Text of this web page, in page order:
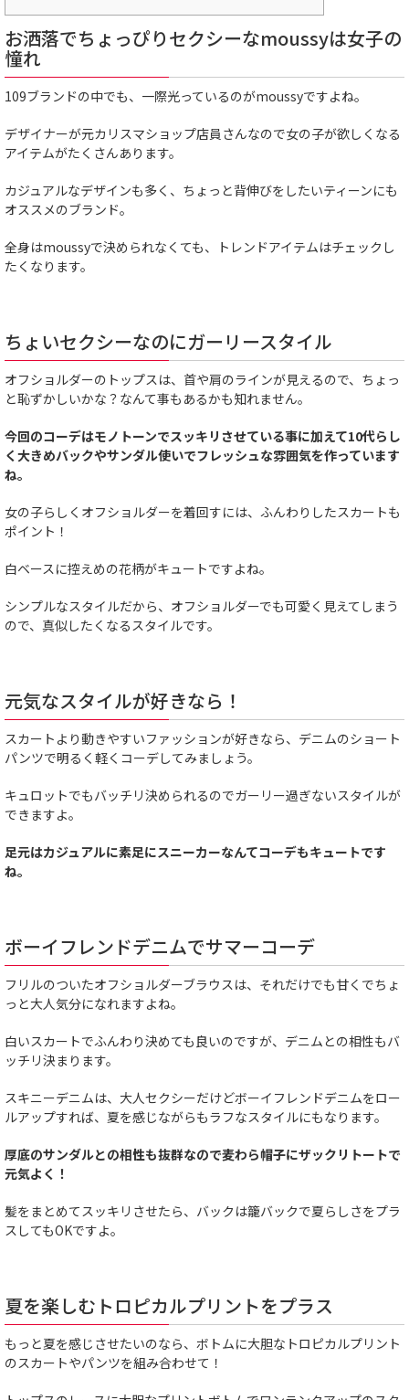
お洒落でちょっぴりセクシーなmoussyは女子の
憧れ
109ブランドの中でも、一際光っているのがmoussyですよね。
デザイナーが元カリスマショップ店員さんなので女の子が欲しくなる
アイテムがたくさんあります。
カジュアルなデザインも多く、ちょっと背伸びをしたいティーンにも
オススメのブランド。
全身はmoussyで決められなくても、トレンドアイテムはチェックし
たくなります。
ちょいセクシーなのにガーリースタイル
オフショルダーのトップスは、首や肩のラインが見えるので、ちょっ
と恥ずかしいかな？なんて事もあるかも知れません。
今回のコーデはモノトーンでスッキリさせている事に加えて10代らし
く大きめバックやサンダル使いでフレッシュな雰囲気を作っています
ね。
女の子らしくオフショルダーを着回すには、ふんわりしたスカートも
ポイント！
白ベースに控えめの花柄がキュートですよね。
シンプルなスタイルだから、オフショルダーでも可愛く見えてしまう
ので、真似したくなるスタイルです。
元気なスタイルが好きなら！
スカートより動きやすいファッションが好きなら、デニムのショート
パンツで明るく軽くコーデしてみましょう。
キュロットでもバッチリ決められるのでガーリー過ぎないスタイルが
できますよ。
足元はカジュアルに素足にスニーカーなんてコーデもキュートです
ね。
ボーイフレンドデニムでサマーコーデ
フリルのついたオフショルダーブラウスは、それだけでも甘くでちょ
っと大人気分になれますよね。
白いスカートでふんわり決めても良いのですが、デニムとの相性もバ
ッチリ決まります。
スキニーデニムは、大人セクシーだけどボーイフレンドデニムをロー
ルアップすれば、夏を感じながらもラフなスタイルにもなります。
厚底のサンダルとの相性も抜群なので麦わら帽子にザックリトートで
元気よく！
髪をまとめてスッキリさせたら、バックは籠バックで夏らしさをプラ
スしてもOKですよ。
夏を楽しむトロピカルプリントをプラス
もっと夏を感じさせたいのなら、ボトムに大胆なトロピカルプリント
のスカートやパンツを組み合わせて！